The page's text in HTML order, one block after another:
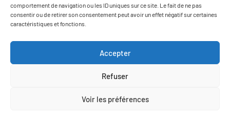
comportement de navigation ou les ID uniques sur ce site. Le fait de ne pas
consentir ou de retirer son consentement peut avoir un effet négatif sur certaines
caractéristiques et fonctions.
Accepter
Refuser
Voir les préférences
contact@agrumes-vessieres.com